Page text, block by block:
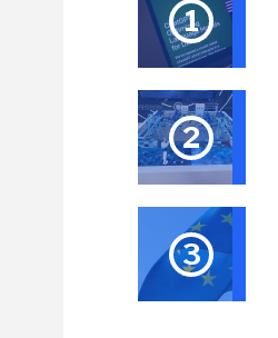
1
2
3